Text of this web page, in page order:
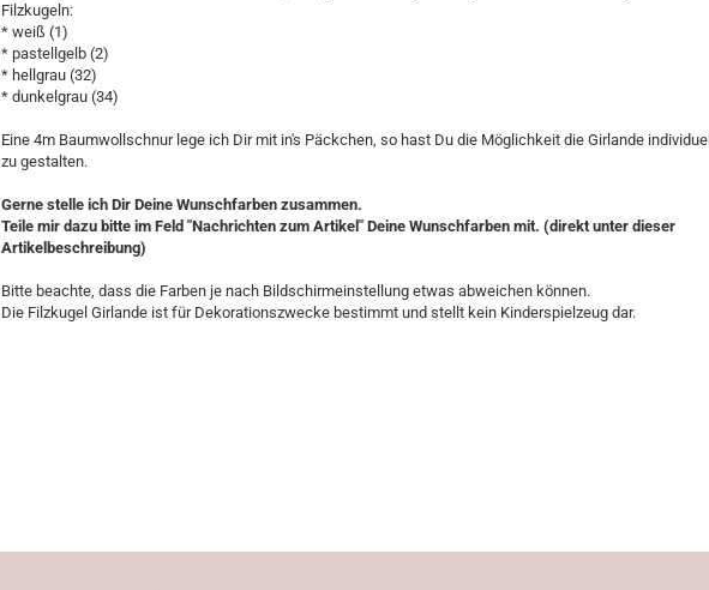
Filzkugeln:
* weiß (1)
* pastellgelb (2)
* hellgrau (32)
* dunkelgrau (34)
Eine 4m Baumwollschnur lege ich Dir mit in's Päckchen, so hast Du die Möglichkeit die Girlande individuell
zu gestalten.
Gerne stelle ich Dir Deine Wunschfarben zusammen.
Teile mir dazu bitte im Feld "Nachrichten zum Artikel" Deine Wunschfarben mit. (direkt unter dieser
Artikelbeschreibung)
Bitte beachte, dass die Farben je nach Bildschirmeinstellung etwas abweichen können.
Die Filzkugel Girlande ist für Dekorationszwecke bestimmt und stellt kein Kinderspielzeug dar.